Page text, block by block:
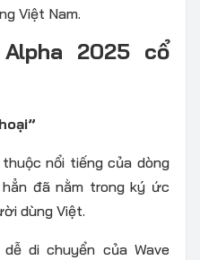
Việt Nam.
2025 cổ
nổi tiếng của dòng
đã nằm trong ký ức
dùng Việt.
di chuyển của Wave